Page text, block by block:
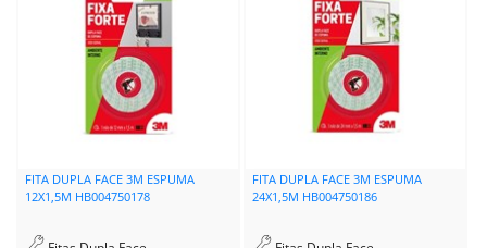
FITA DUPLA FACE 3M ESPUMA
12X1,5M HB004750178
FITA DUPLA FACE 3M ESPUMA
24X1,5M HB004750186